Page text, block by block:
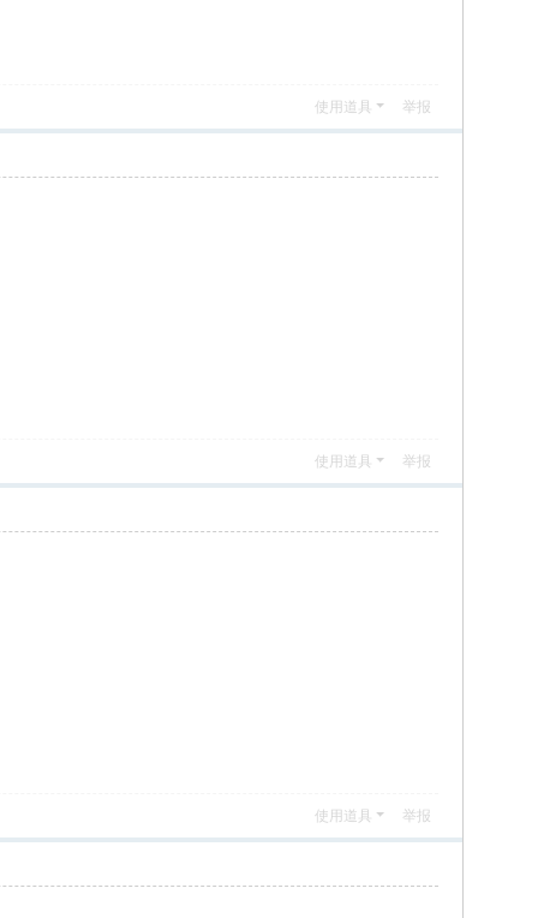
使用道具 举报
使用道具 举报
使用道具 举报